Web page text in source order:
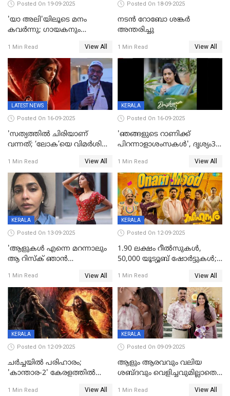
Posted On 19-09-2025
'യാ അലി'യിലൂടെ മനം
കവർന്നു; ഗായകനും
അന്തരിച്ചു
1 Min Read View All
Posted On 18-09-2025
നടൻ റോബോ ശങ്കർ
അന്തരിച്ചു
1 Min Read View All
LATEST NEWS
Posted On 16-09-2025
'സത്യത്തിൽ ചിരിയാണ്
വന്നത്; ‘ലോക’യെ വിമർശിച്ച്
1 Min Read View All
KERALA
Posted On 16-09-2025
'ഞങ്ങളുടെ റാണിക്ക്
പിറന്നാളാശംസകൾ', ദൃശ്യം3-
പോസ്റ്റർ പുറത്തുവിട്ടു
1 Min Read View All
KERALA
Posted On 13-09-2025
'ആളുകള്‍ എന്നെ മറന്നാലും
ആ റിസ്ക് ഞാൻ
മനസിലായി, കടുത്ത
തീരുമാനവുമായി ഐശ്വര്യ
ലക്ഷ്മി
1 Min Read View All
KERALA
Posted On 12-09-2025
1.90 ലക്ഷം റീല്‍സുകള്‍,
50,000 യൂട്യൂബ് ഷോര്‍ട്ടുകള്‍;
ഹിറ്റായി ഓണം മൂഡ് ഗാനം
1 Min Read View All
KERALA
Posted On 12-09-2025
ചർച്ചയിൽ പരിഹാരം;
'കാന്താര-2' കേരളത്തിൽ
ഫിയോക്ക്
1 Min Read View All
KERALA
Posted On 09-09-2025
ആളും ആരവവും വലിയ
ശബ്ദവും വെളിച്ചവുമില്ലാതെ
വിവാഹിതയായെന്ന്‌ നടി ​
1 Min Read View All